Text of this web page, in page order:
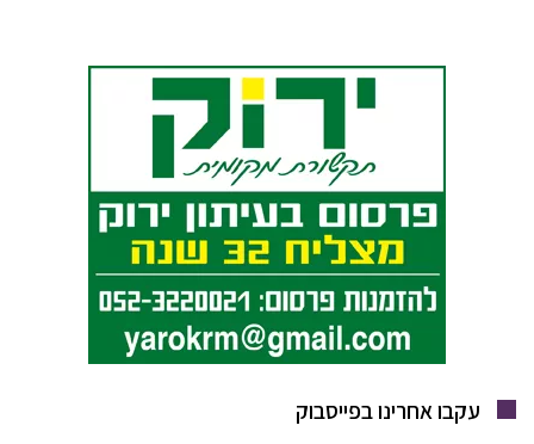
עקבו אחרינו בפייסבוק